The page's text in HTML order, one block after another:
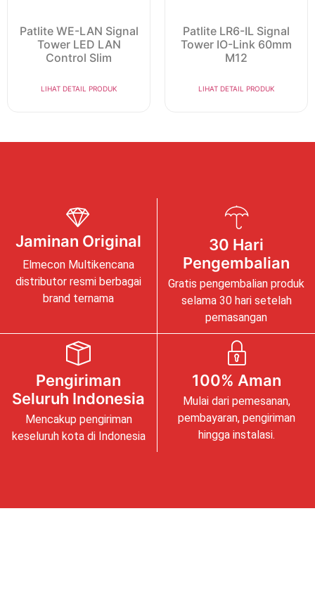
Patlite WE-LAN Signal
Tower LED LAN
Control Slim
LIHAT DETAIL PRODUK
Patlite LR6-IL Signal
Tower IO-Link 60mm
M12
LIHAT DETAIL PRODUK
Jaminan Original
Elmecon Multikencana
distributor resmi berbagai
brand ternama
30 Hari
Pengembalian
Gratis pengembalian produk
selama 30 hari setelah
pemasangan
Pengiriman
Seluruh Indonesia
Mencakup pengiriman
keseluruh kota di Indonesia
100% Aman
Mulai dari pemesanan,
pembayaran, pengiriman
hingga instalasi.